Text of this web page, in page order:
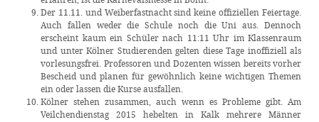
Der 11.11. und Weiberfastnacht sind keine offiziellen Feiertage.
Auch fallen weder die Schule noch die Uni aus. Dennoch
erscheint kaum ein Schüler nach 11:11 Uhr im Klassenraum
und unter Kölner Studierenden gelten diese Tage inoffiziell als
vorlesungsfrei. Professoren und Dozenten wissen bereits vorher
Bescheid und planen für gewöhnlich keine wichtigen Themen
ein oder lassen die Kurse ausfallen.
Kölner stehen zusammen, auch wenn es Probleme gibt. Am
Veilchendienstag 2015 hebelten in Kalk mehrere Männer